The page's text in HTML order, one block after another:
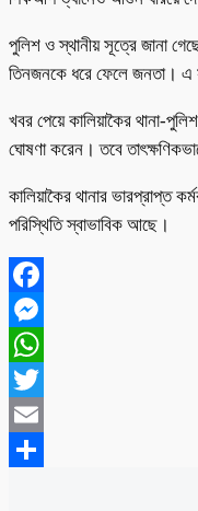
পুলিশ ও স্থানীয় সূত্রে জানা
তিনজনকে ধরে ফেলে জনতা। এ
খবর পেয়ে কালিয়াকৈর থানা-
ঘোষণা করেন। তবে
কালিয়াকৈর থানার ভারপ্রাপ্ত
পরিস্থিতি স্বাভাবিক আছে।
Facebook
Messenger
WhatsApp
Twitter
Email